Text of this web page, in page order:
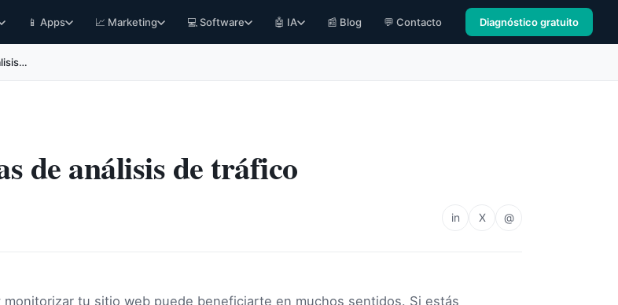
📱 Apps 📈 Marketing 💻 Software 🤖 IA 📰 Blog 💬 Contacto Diagnóstico gratuito
de análisis de tráfico
in X @
monitorizar tu sitio web puede beneficiarte en muchos sentidos. Si estás